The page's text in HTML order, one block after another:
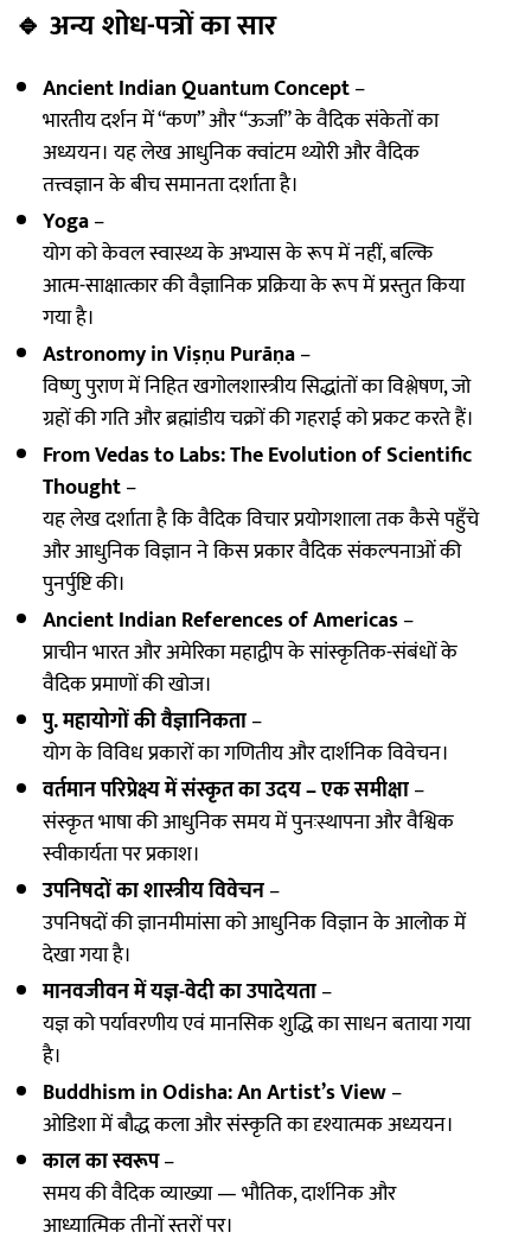
🔹 अन्य शोध-पत्रों का सार
Ancient Indian Quantum Concept–
भारतीय दर्शन में “कण” और “ऊर्जा” के वैदिक संकेतों का
अध्ययन। यह लेख आधुनिक क्वांटम थ्योरी और वैदिक
तत्त्वज्ञान के बीच समानता दर्शाता है।
Yoga–
योग को केवल स्वास्थ्य के अभ्यास के रूप में नहीं, बल्कि
आत्म-साक्षात्कार की वैज्ञानिक प्रक्रिया के रूप में प्रस्तुत किया
गया है।
Astronomy in Viṣṇu Purāṇa–
विष्णु पुराण में निहित खगोलशास्त्रीय सिद्धांतों का विश्लेषण, जो
ग्रहों की गति और ब्रह्मांडीय चक्रों की गहराई को प्रकट करते हैं।
From Vedas to Labs: The Evolution of Scientific
Thought–
यह लेख दर्शाता है कि वैदिक विचार प्रयोगशाला तक कैसे पहुँचे
और आधुनिक विज्ञान ने किस प्रकार वैदिक संकल्पनाओं की
पुनर्पुष्टि की।
Ancient Indian References of Americas–
प्राचीन भारत और अमेरिका महाद्वीप के सांस्कृतिक-संबंधों के
वैदिक प्रमाणों की खोज।
पु. महायोगों की वैज्ञानिकता–
योग के विविध प्रकारों का गणितीय और दार्शनिक विवेचन।
वर्तमान परिप्रेक्ष्य में संस्कृत का उदय – एक समीक्षा–
संस्कृत भाषा की आधुनिक समय में पुनःस्थापना और वैश्विक
स्वीकार्यता पर प्रकाश।
उपनिषदों का शास्त्रीय विवेचन–
उपनिषदों की ज्ञानमीमांसा को आधुनिक विज्ञान के आलोक में
देखा गया है।
मानवजीवन में यज्ञ-वेदी का उपादेयता–
यज्ञ को पर्यावरणीय एवं मानसिक शुद्धि का साधन बताया गया
है।
Buddhism in Odisha: An Artist’s View–
ओडिशा में बौद्ध कला और संस्कृति का दृश्यात्मक अध्ययन।
काल का स्वरूप–
समय की वैदिक व्याख्या — भौतिक, दार्शनिक और
आध्यात्मिक तीनों स्तरों पर।